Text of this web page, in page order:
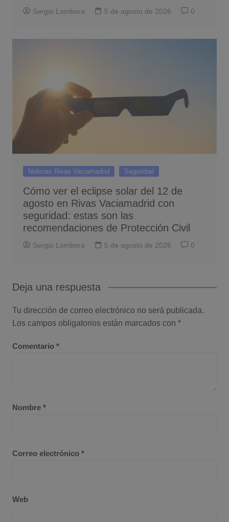
Sergio Lombera 5 de agosto de 2026 0
Noticias Rivas Vaciamadrid Seguridad
Cómo ver el eclipse solar del 12 de
agosto en Rivas Vaciamadrid con
seguridad: estas son las
recomendaciones de Protección Civil
Sergio Lombera 5 de agosto de 2026 0
Deja una respuesta
Tu dirección de correo electrónico no será publicada.
Los campos obligatorios están marcados con *
Comentario *
Nombre *
Correo electrónico *
Web